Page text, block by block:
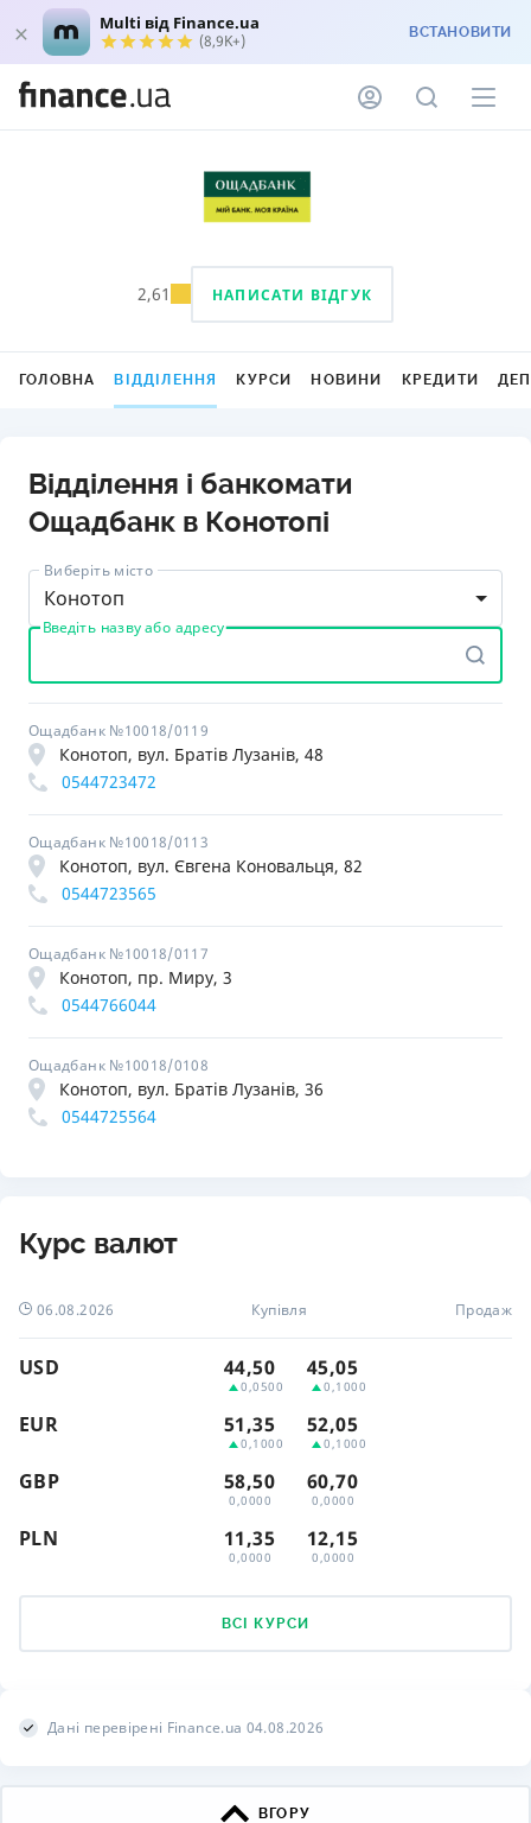
Multi від Finance.ua
(8,9K+) ВСТАНОВИТИ
2,61 НАПИСАТИ ВІДГУК
ГОЛОВНА ВІДДІЛЕННЯ КУРСИ НОВИНИ КРЕДИТИ
Відділення і банкомати
Ощадбанк в Конотопі
Виберіть місто
Конотоп
Введіть назву або адресу
Ощадбанк №10018/0119
Конотоп, вул. Братів Лузанів, 48
0544723472
Ощадбанк №10018/0113
Конотоп, вул. Євгена Коновальця, 82
0544723565
Ощадбанк №10018/0117
Конотоп, пр. Миру, 3
0544766044
Ощадбанк №10018/0108
Конотоп, вул. Братів Лузанів, 36
0544725564
Курс валют
06.08.2026 Купівля Продаж
USD 44,50
0,0500
45,05
0,1000
EUR 51,35
0,1000
52,05
0,1000
GBP 58,50
0,0000
60,70
0,0000
PLN 11,35
0,0000
12,15
0,0000
ВСІ КУРСИ
Дані перевірені Finance.ua 04.08.2026
ВГОРУ